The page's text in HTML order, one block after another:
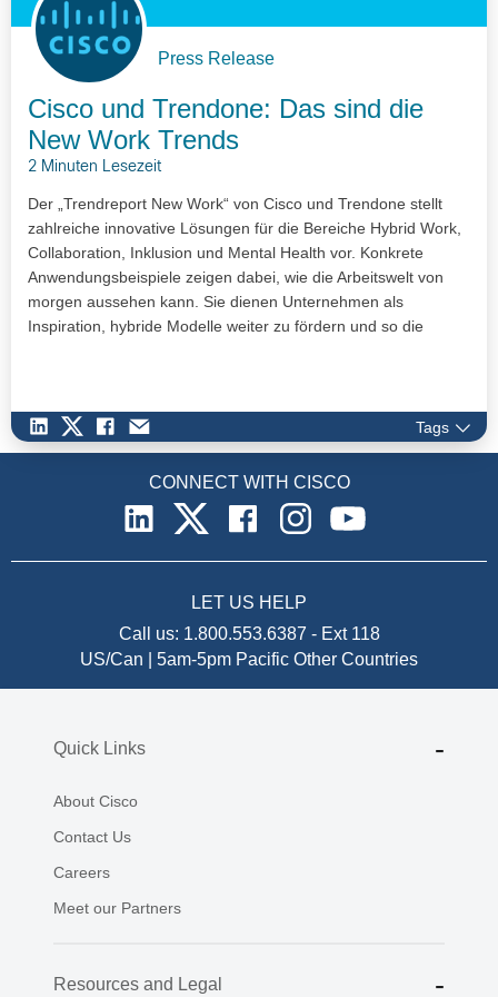
Press Release
Cisco und Trendone: Das sind die
New Work Trends
2 Minuten Lesezeit
Der „Trendreport New Work“ von Cisco und Trendone stellt
zahlreiche innovative Lösungen für die Bereiche Hybrid Work,
Collaboration, Inklusion und Mental Health vor. Konkrete
Anwendungsbeispiele zeigen dabei, wie die Arbeitswelt von
morgen aussehen kann. Sie dienen Unternehmen als
Inspiration, hybride Modelle weiter zu fördern und so die
Tags
CONNECT WITH CISCO
LET US HELP
Call us: 1.800.553.6387 - Ext 118
US/Can | 5am-5pm Pacific Other Countries